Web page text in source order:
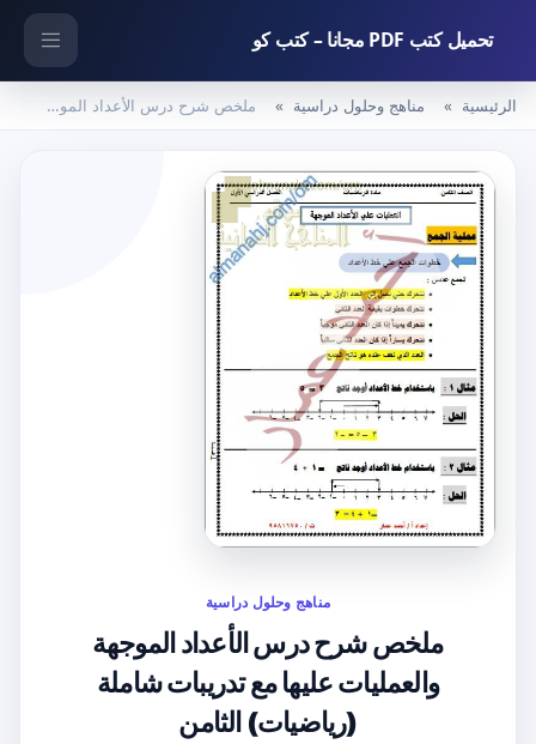
تحميل كتب PDF مجانا – كتب كو
الرئيسية مناهج وحلول دراسية ملخص شرح درس الأعداد الموجهة والعمليات عليها مع تدريبات شاملة (رياضيات) الثامن
مناهج وحلول دراسية
ملخص شرح درس الأعداد الموجهة
والعمليات عليها مع تدريبات شاملة
(رياضيات) الثامن